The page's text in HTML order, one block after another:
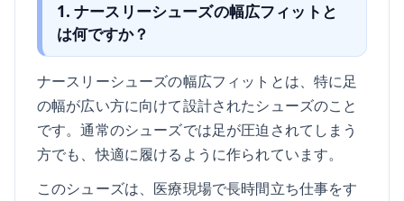
1. ナースリーシューズの幅広フィットと
は何ですか？
ナースリーシューズの幅広フィットとは、特に足
の幅が広い方に向けて設計されたシューズのこと
です。通常のシューズでは足が圧迫されてしまう
方でも、快適に履けるように作られています。
このシューズは、医療現場で長時間立ち仕事をす